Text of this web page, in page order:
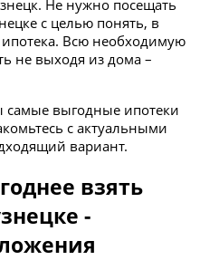
Не нужно посещать
с целью понять, в
Всю необходимую
не выходя из дома –
самые выгодные ипотеки
с актуальными
вариант.
взять
-